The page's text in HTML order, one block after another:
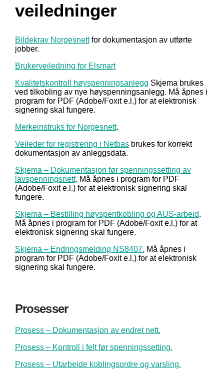
veiledninger
Bildekrav Norgesnettfor dokumentasjon av utførte
jobber.
Brukerveiledning for Elsmart
Kvalitetskontroll høyspenningsanlegg Skjema brukes
ved tilkobling av nye høyspenningsanlegg. Må åpnes i
program for PDF (Adobe/Foxit e.l.) for at elektronisk
signering skal fungere.
Merkeinstruks for Norgesnett.
Veileder for registrering i Netbasbrukes for korrekt
dokumentasjon av anleggsdata.
Skjema – Dokumentasjon før spenningssetting av
lavspenningsnett. Må åpnes i program for PDF
(Adobe/Foxit e.l.) for at elektronisk signering skal
fungere.
Skjema – Bestilling høyspentkobling og AUS-arbeid.
Må åpnes i program for PDF (Adobe/Foxit e.l.) for at
elektronisk signering skal fungere.
Skjema – Endringsmelding NS8407. Må åpnes i
program for PDF (Adobe/Foxit e.l.) for at elektronisk
signering skal fungere.
Prosesser
Prosess – Dokumentasjon av endret nett.
Prosess – Kontroll i felt før spenningssetting.
Prosess – Utarbeide koblingsordre og varsling.